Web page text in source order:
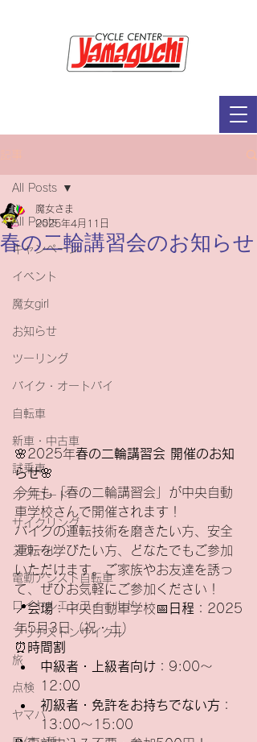
All Posts
キャンペーン
イベント
魔女girl
お知らせ
ツーリング
バイク・オートバイ
自転車
新車・中古車
試乗車
オフロード
サイクリング
スクール
電動アシスト自転車
ロイヤルエンフィールド
ブリヂストンサイクル
旅
点検
ヤマハ
All Posts
春の二輪講習会のお知らせ
魔女さま
2025年4月11日
🌸2025年春の二輪講習会 開催のお知
らせ🌸
今年も「春の二輪講習会」が中央自動
車学校さんで開催されます！
バイクの運転技術を磨きたい方、安全
運転を学びたい方、どなたでもご参加
いただけます。ご家族やお友達を誘っ
て、ぜひお気軽にご参加ください！
📍会場：中央自動車学校📅 日程 ：2025
年5月3日（祝・土）
⏰ 時間割
中級者・上級者向け ：9:00～
12:00
初級者・免許をお持ちでない方 ：
13:00～15:00